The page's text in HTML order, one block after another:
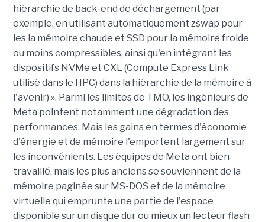
hiérarchie de back-end de déchargement (par
exemple, en utilisant automatiquement zswap pour
les la mémoire chaude et SSD pour la mémoire froide
ou moins compressibles, ainsi qu'en intégrant les
dispositifs NVMe et CXL (Compute Express Link
utilisé dans le HPC) dans la hiérarchie de la mémoire à
l'avenir) ». Parmi les limites de TMO, les ingénieurs de
Meta pointent notamment une dégradation des
performances. Mais les gains en termes d'économie
d'énergie et de mémoire l'emportent largement sur
les inconvénients. Les équipes de Meta ont bien
travaillé, mais les plus anciens se souviennent de la
mémoire paginée sur MS-DOS et de la mémoire
virtuelle qui emprunte une partie de l'espace
disponible sur un disque dur ou mieux un lecteur flash